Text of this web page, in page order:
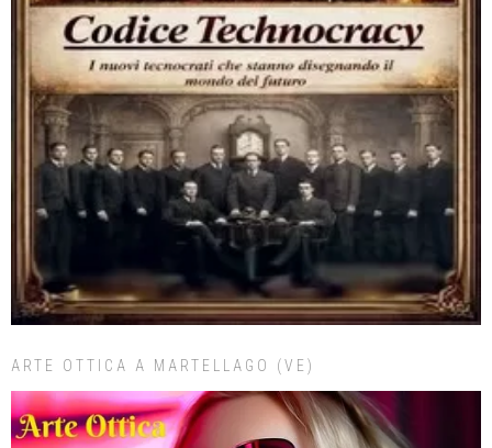
ARTE OTTICA A MARTELLAGO (VE)